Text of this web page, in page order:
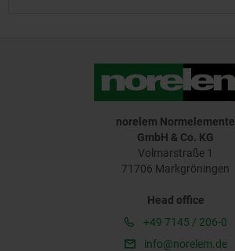
norelem Normelemente
GmbH & Co. KG
Volmarstraße 1
71706 Markgröningen
Head office
+49 7145 / 206-0
info@norelem.de